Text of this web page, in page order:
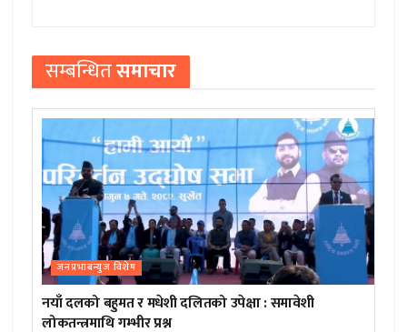
सम्बन्धितसमाचार
जनप्रभाबन्युज विशेष
नयाँ दलको बहुमत र मधेशी दलितको उपेक्षा : समावेशी
लोकतन्त्रमाथि गम्भीर प्रश्न